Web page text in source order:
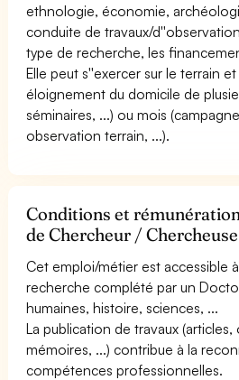
ethnologie, économie,
conduite de travaux/
type de recherche, les
Elle peut s''exercer sur le terrain
éloignement du domicile de
séminaires, ...) ou mois
observation terrain, ...).
Conditions et
de Chercheur /
Cet emploi/métier est accessible
recherche complété par un
humaines, histoire, sciences, ...
La publication de travaux
mémoires, ...) contribue à la
compétences professionnelles.